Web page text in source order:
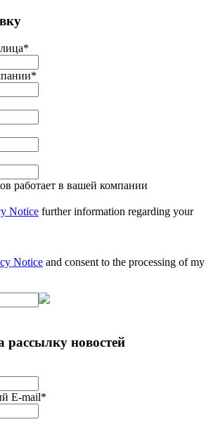
*
*
работает в вашей компании
Notice further information regarding your
Notice and consent to the processing of my
рассылку новостей
E-mail*